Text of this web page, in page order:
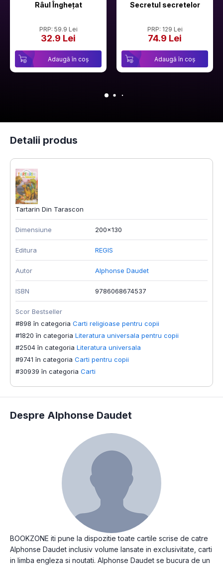
Râul Înghețat
PRP: 59.9 Lei
32.9 Lei
Adaugă în coș
Secretul secretelor
PRP: 129 Lei
74.9 Lei
Adaugă în coș
Detalii produs
Tartarin Din Tarascon
Dimensiune 200x130
Editura REGIS
Autor Alphonse Daudet
ISBN 9786068674537
Scor Bestseller
#898 în categoria Carti religioase pentru copii
#1820 în categoria Literatura universala pentru copii
#2504 în categoria Literatura universala
#9741 în categoria Carti pentru copii
#30939 în categoria Carti
Despre Alphonse Daudet
BOOKZONE iti pune la dispozitie toate cartile scrise de catre
Alphonse Daudet inclusiv volume lansate in exclusivitate, carti
in limba engleza si noutati. Alphonse Daudet se bucura de un